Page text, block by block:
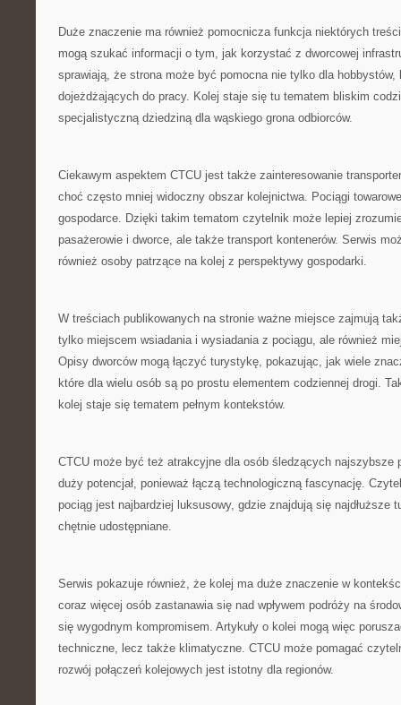
Duże znaczenie ma również pomocnicza funkcja niektórych
mogą szukać informacji o tym, jak korzystać z dworcowej
sprawiają, że strona może być pomocna nie tylko dla
dojeżdżających do pracy. Kolej staje się tu tematem bliskim
specjalistyczną dziedziną dla wąskiego grona odbiorców.
Ciekawym aspektem CTCU jest także zainteresowanie
choć często mniej widoczny obszar kolejnictwa. Pociągi
gospodarce. Dzięki takim tematom czytelnik może lepiej
pasażerowie i dworce, ale także transport kontenerów. Serwis
również osoby patrzące na kolej z perspektywy gospodarki.
W treściach publikowanych na stronie ważne miejsce zajmują
tylko miejscem wsiadania i wysiadania z pociągu, ale również
Opisy dworców mogą łączyć turystykę, pokazując, jak wiele
które dla wielu osób są po prostu elementem codziennej drogi.
kolej staje się tematem pełnym kontekstów.
CTCU może być też atrakcyjne dla osób śledzących najszybsze
duży potencjał, ponieważ łączą technologiczną fascynację.
pociąg jest najbardziej luksusowy, gdzie znajdują się najdłuższe
chętnie udostępniane.
Serwis pokazuje również, że kolej ma duże znaczenie w
coraz więcej osób zastanawia się nad wpływem podróży na
się wygodnym kompromisem. Artykuły o kolei mogą więc
techniczne, lecz także klimatyczne. CTCU może pomagać
rozwój połączeń kolejowych jest istotny dla regionów.